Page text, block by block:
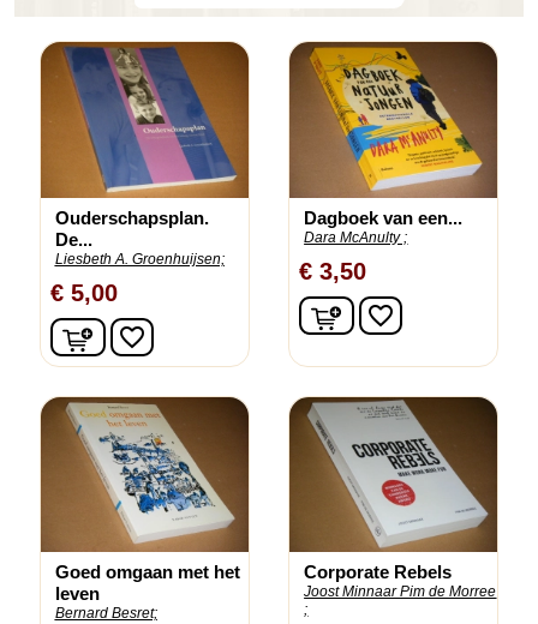
Ouderschapsplan.
De...
Liesbeth A. Groenhuijsen;
€ 5,00
In winkelwagen
favorite_border
Dagboek van een...
Dara McAnulty ;
€ 3,50
In winkelwagen
favorite_border
Goed omgaan met het
leven
Bernard Besret;
Corporate Rebels
Joost Minnaar Pim de Morree
;